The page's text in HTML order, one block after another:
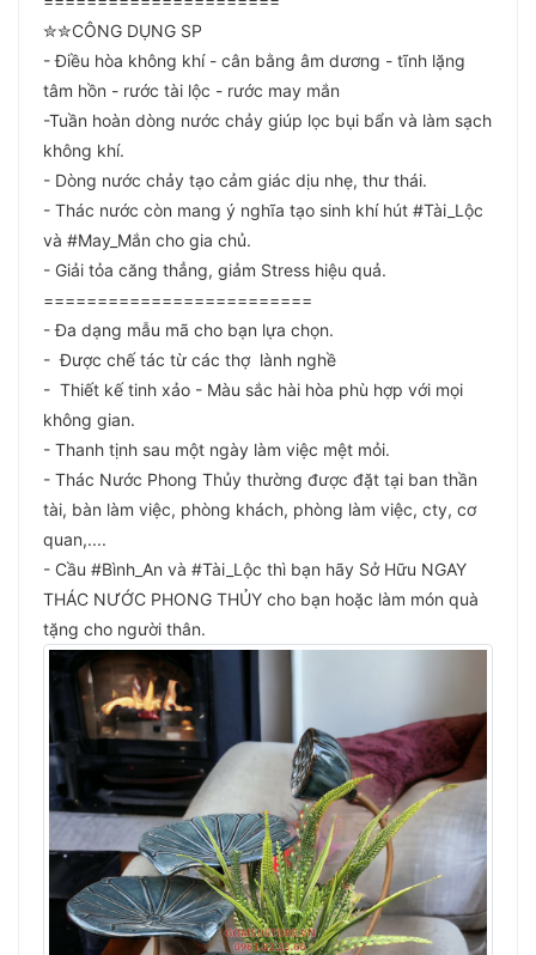
✮✮CÔNG DỤNG SP
- Điều hòa không khí - cân bằng âm dương - tĩnh lặng
tâm hồn - rước tài lộc - rước may mắn
-Tuần hoàn dòng nước chảy giúp lọc bụi bẩn và làm sạch
không khí.
- Dòng nước chảy tạo cảm giác dịu nhẹ, thư thái.
- Thác nước còn mang ý nghĩa tạo sinh khí hút #Tài_Lộc
và #May_Mắn cho gia chủ.
- Giải tỏa căng thẳng, giảm Stress hiệu quả.
=========================
- Đa dạng mẫu mã cho bạn lựa chọn.
- Được chế tác từ các thợ lành nghề
- Thiết kế tinh xảo - Màu sắc hài hòa phù hợp với mọi
không gian.
- Thanh tịnh sau một ngày làm việc mệt mỏi.
- Thác Nước Phong Thủy thường được đặt tại ban thần
tài, bàn làm việc, phòng khách, phòng làm việc, cty, cơ
quan,....
- Cầu #Bình_An và #Tài_Lộc thì bạn hãy Sở Hữu NGAY
THÁC NƯỚC PHONG THỦY cho bạn hoặc làm món quà
tặng cho người thân.